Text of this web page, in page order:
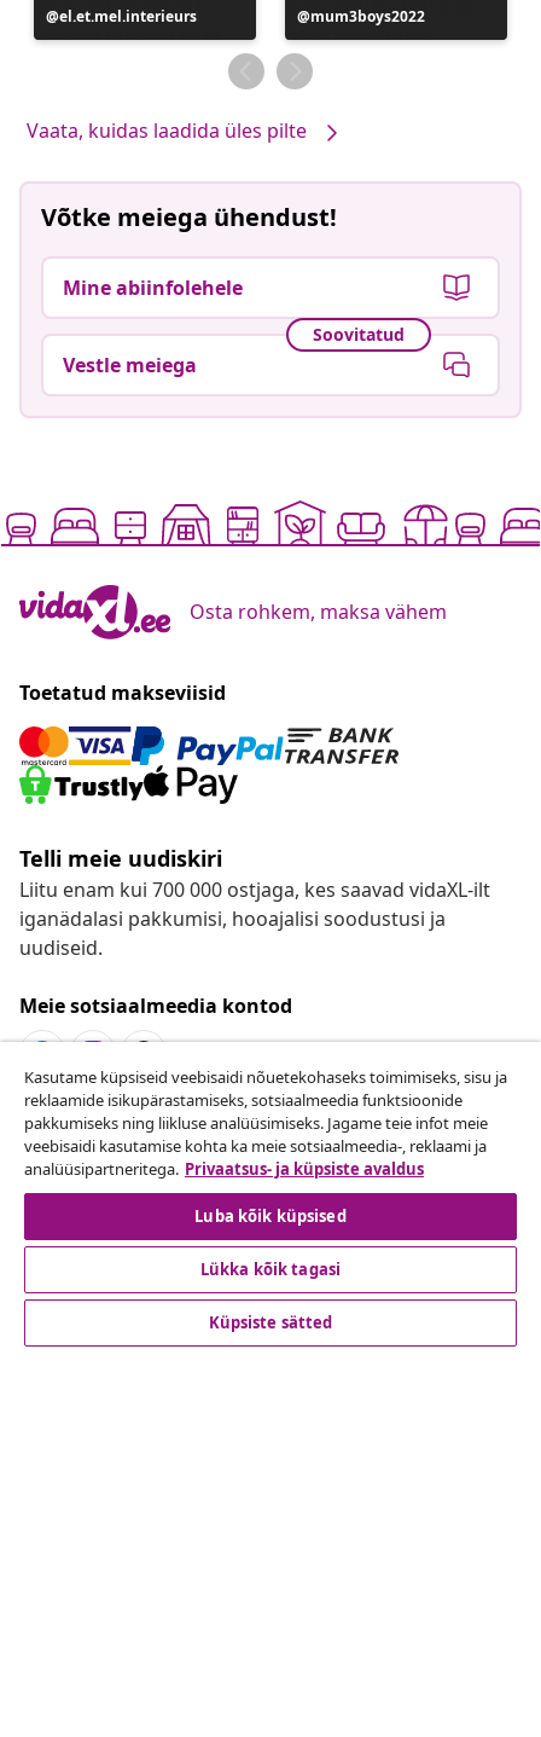
Postitus
avaldatud
el.et.mel.interieurs
Postitus
avaldatud
mum3boys2022
Vaata, kuidas laadida üles pilte
Võtke meiega ühendust!
Mine abiinfolehele
Soovitatud
Vestle meiega
Osta rohkem, maksa vähem
Toetatud makseviisid
Telli meie uudiskiri
Liitu enam kui 700 000 ostjaga, kes saavad vidaXL-ilt
iganädalasi pakkumisi, hooajalisi soodustusi ja
uudiseid.
Meie sotsiaalmeedia kontod
Lepingust taganemine
Esita oma tellimuse kohta tagastamissoov.
Lepingust taganemine
Kasutame küpsiseid veebisaidi nõuetekohaseks toimimiseks, sisu ja
reklaamide isikupärastamiseks, sotsiaalmeedia funktsioonide
pakkumiseks ning liikluse analüüsimiseks. Jagame teie infot meie
veebisaidi kasutamise kohta ka meie sotsiaalmeedia-, reklaami ja
analüüsipartneritega. Privaatsus- ja küpsiste avaldus
Luba kõik küpsised
Lükka kõik tagasi
Küpsiste sätted